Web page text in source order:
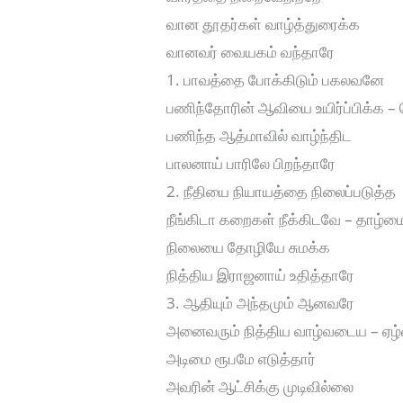
வான தூதர்கள் வாழ்த்துரைக்க
வானவர் வையகம் வந்தாரே
1. பாவத்தை போக்கிடும் பகலவனே
பணிந்தோரின் ஆவியை உயிர்ப்பிக்க –
பணிந்த ஆத்மாவில் வாழ்ந்திட
பாலனாய் பாரிலே பிறந்தாரே
2. நீதியை நியாயத்தை நிலைப்படுத்த
நீங்கிடா கறைகள் நீக்கிடவே –
நிலையை தோழியே சுமக்க
நித்திய இராஜனாய் உதித்தாரே
3. ஆதியும் அந்தமும் ஆனவரே
அனைவரும் நித்திய வாழ்வடைய –
அடிமை ரூபமே எடுத்தார்
அவரின் ஆட்சிக்கு முடிவில்லை